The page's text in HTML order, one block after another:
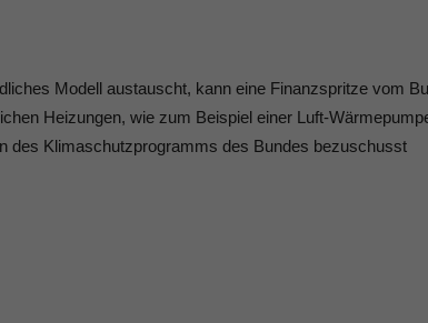
Modell austauscht, kann eine Finanzspritze vom
Heizungen, wie zum Beispiel einer Luft-
des Klimaschutzprogramms des Bundes bezuschusst